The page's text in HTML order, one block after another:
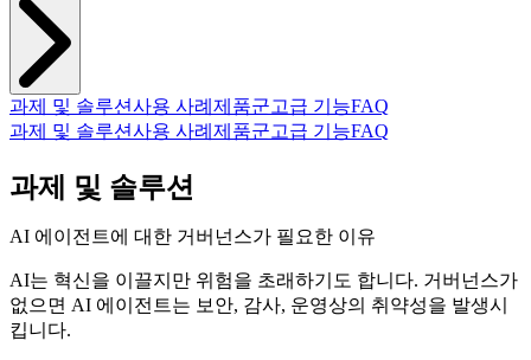
과제 및 솔루션사용 사례 제품군고급 기능FAQ
과제 및 솔루션사용 사례 제품군고급 기능FAQ
과제 및 솔루션
AI 에이전트에 대한 거버넌스가 필요한 이유
AI는 혁신을 이끌지만 위험을 초래하기도 합니다. 거버넌스가
없으면 AI 에이전트는 보안, 감사, 운영상의 취약성을 발생시
킵니다.